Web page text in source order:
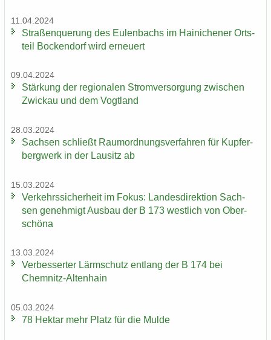
11.04.2024
Stra­ßen­que­rung des Eu­len­bachs im Hai­ni­che­ner Orts­
teil Bo­cken­dorf wird er­neu­ert
09.04.2024
Stär­kung der re­gio­na­len Strom­ver­sor­gung zwi­schen
Zwi­ckau und dem Vogt­land
28.03.2024
Sach­sen schließt Raum­ord­nungs­ver­fah­ren für Kup­fer­
berg­werk in der Lau­sitz ab
15.03.2024
Ver­kehrs­si­cher­heit im Fokus: Lan­des­di­rek­ti­on Sach­
sen ge­neh­migt Aus­bau der B 173 west­lich von Ober­
schö­na
13.03.2024
Ver­bes­ser­ter Lärm­schutz ent­lang der B 174 bei
Chemnitz-​Altenhain
05.03.2024
78 Hekt­ar mehr Platz für die Mulde